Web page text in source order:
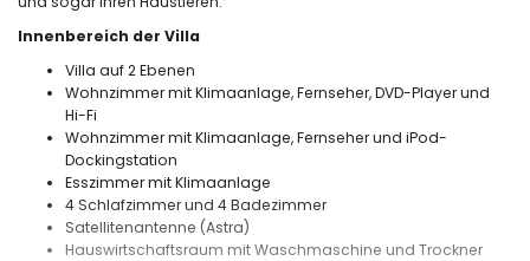
Innenbereich der Villa
Villa auf 2 Ebenen
Wohnzimmer mit Klimaanlage, Fernseher, DVD-Player und
Hi-Fi
Wohnzimmer mit Klimaanlage, Fernseher und iPod-
Dockingstation
Esszimmer mit Klimaanlage
4 Schlafzimmer und 4 Badezimmer
Satellitenantenne (Astra)
Hauswirtschaftsraum mit Waschmaschine und Trockner